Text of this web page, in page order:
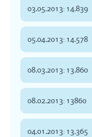
03.05.2013: 14.839
05.04.2013: 14.578
08.03.2013: 13.860
08.02.2013: 13860
04.01.2013: 13.365